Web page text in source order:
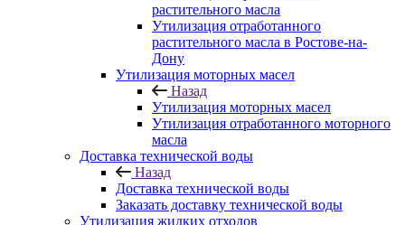
растительного масла
Утилизация отработанного
растительного масла в Ростове-на-
Дону
Утилизация моторных масел
Назад
Утилизация моторных масел
Утилизация отработанного моторного
масла
Доставка технической воды
Назад
Доставка технической воды
Заказать доставку технической воды
Утилизация жидких отходов